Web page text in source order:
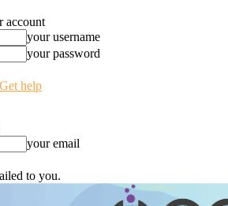
account
your username
your password
help
your email
to you.